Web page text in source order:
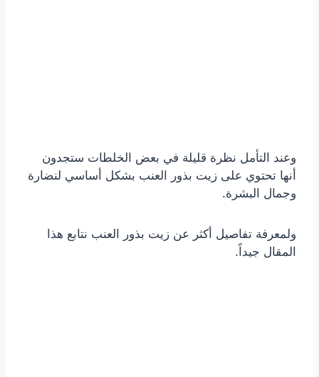
وعند التأمل نظرة قليلة في بعض الخلطات ستجدون
أنها تحتوي على زيت بذور العنب بشكل أساسي لنضارة
وجمال البشرة.
ولمعرفة تفاصيل أكثر عن زيت بذور العنب نتابع هذا
المقال جيداً.